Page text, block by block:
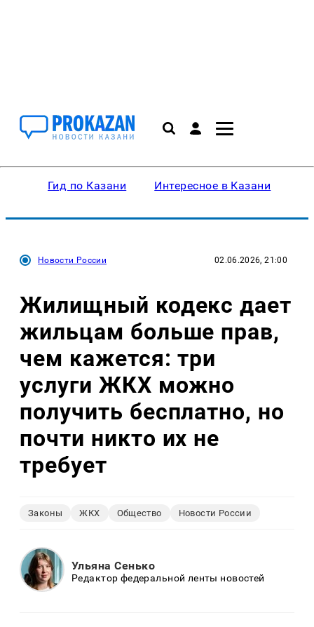
Гид по Казани Интересное в Казани
Новости России 02.06.2026, 21:00
Жилищный кодекс дает
жильцам больше прав,
чем кажется: три
услуги ЖКХ можно
получить бесплатно, но
почти никто их не
требует
Законы ЖКХ Общество Новости России
Ульяна Сенько
Редактор федеральной ленты новостей